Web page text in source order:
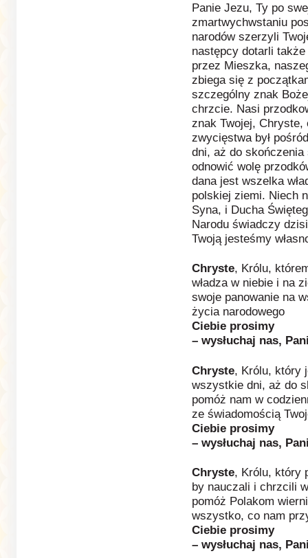
Panie Jezu, Ty po
zmartwychwstaniu
narodów szerzyli
następcy dotarli
przez Mieszka,
zbiega się z
szczególny znak
chrzcie. Nasi
znak Twojej,
zwycięstwa był
dni, aż do
odnowić wolę
dana jest wszelka
polskiej ziemi. Niech
Syna, i Ducha
Narodu świadczy
Twoją jesteśmy
Chryste, Królu,
władza w niebie i na
swoje panowanie na
życia narodowego
Ciebie prosimy
– wysłuchaj nas,
Chryste, Królu, który
wszystkie dni, aż do
pomóż nam w
ze świadomością
Ciebie prosimy
– wysłuchaj nas,
Chryste, Królu, który
by nauczali i chrzcili
pomóż Polakom
wszystko, co nam
Ciebie prosimy
– wysłuchaj nas,